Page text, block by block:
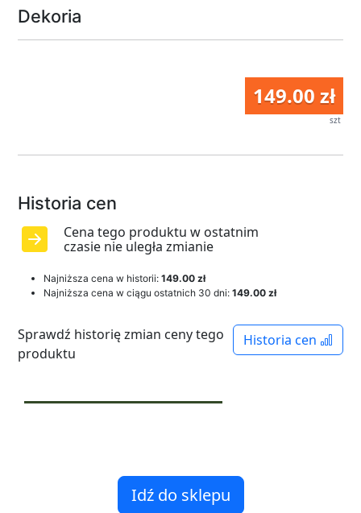
Dekoria
149.00 zł
szt
Historia cen
Cena tego produktu w ostatnim
czasie nie uległa zmianie
Najniższa cena w historii: 149.00 zł
Najniższa cena w ciągu ostatnich 30 dni: 149.00 zł
Historia cen
Sprawdź historię zmian ceny tego
produktu
Idź do sklepu